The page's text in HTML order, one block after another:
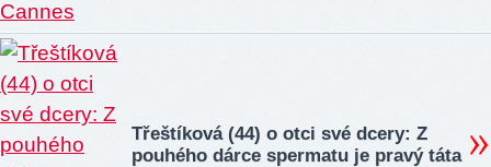
Třeštíková (44) o otci své dcery: Z
pouhého dárce spermatu je pravý táta